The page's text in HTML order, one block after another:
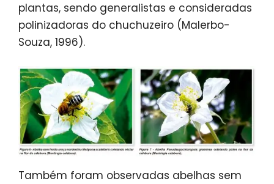
plantas, sendo generalistas e consideradas
polinizadoras do chuchuzeiro (Malerbo-
Souza, 1996).
Também foram observadas abelhas sem